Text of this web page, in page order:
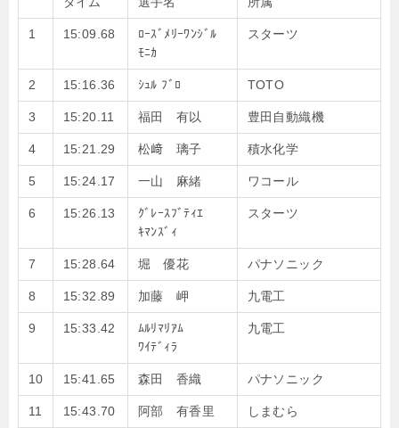
1 15:09.68
ﾛｰｽﾞﾒﾘｰﾜﾝｼﾞﾙ
ﾓﾆｶ
スターツ
2 15:16.36 ｼｭﾙ ﾌﾞﾛ TOTO
3 15:20.11 福田 有以 豊田自動織機
4 15:21.29 松﨑 璃子 積水化学
5 15:24.17 一山 麻緒 ワコール
6 15:26.13
ｸﾞﾚｰｽﾌﾞﾃｨｴ
ｷﾏﾝｽﾞｨ
スターツ
7 15:28.64 堀 優花 パナソニック
8 15:32.89 加藤 岬 九電工
9 15:33.42
ﾑﾙﾘﾏﾘｱﾑ
ﾜｲﾃﾞｨﾗ
九電工
10 15:41.65 森田 香織 パナソニック
11 15:43.70 阿部 有香里 しまむら